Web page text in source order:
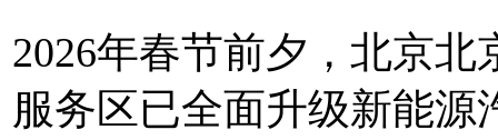
2026年春节前夕，北京
服务区已全面升级新能